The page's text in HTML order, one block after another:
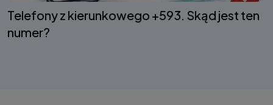
Telefony z kierunkowego +593. Skąd jest ten
numer?